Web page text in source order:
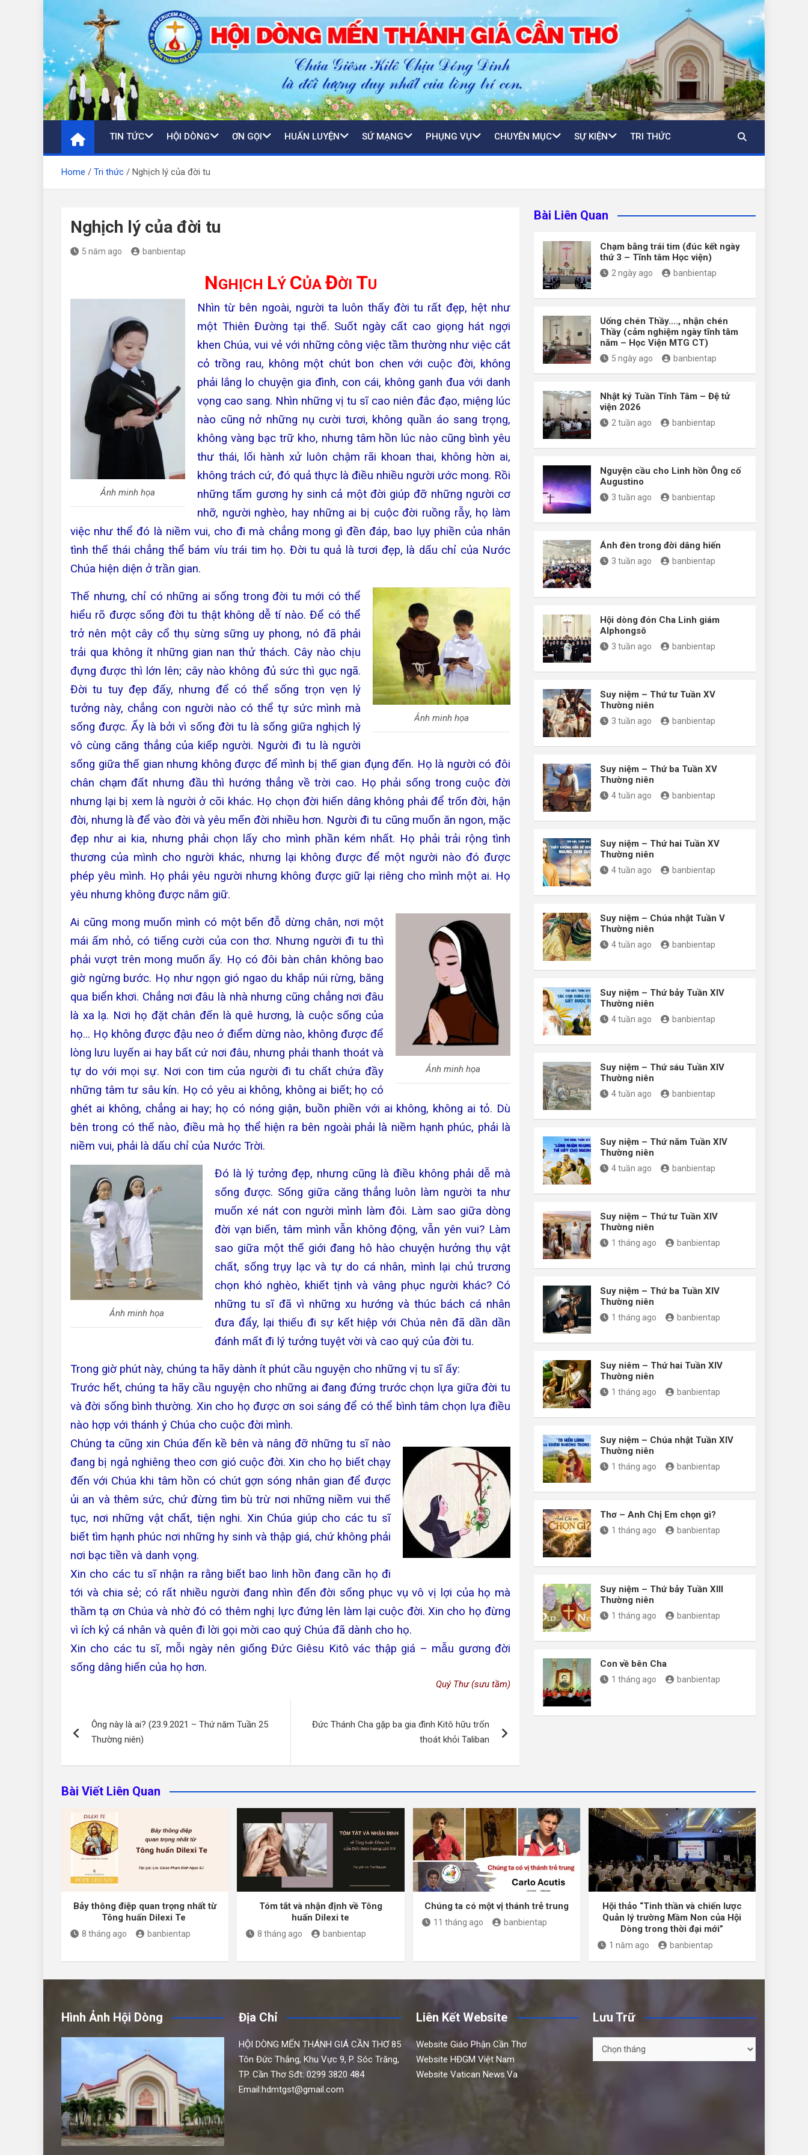
TIN TỨC HỘI DÒNG ƠN GỌI HUẤN LUYỆN SỨ MẠNG PHỤNG VỤ CHUYÊN MỤC SỰ KIỆN TRI THỨC
Home Tri thức Nghịch lý của đời tu
Nghịch lý của đời tu
5 năm ago banbientap
NGHỊCH LÝ CỦA ĐỜI TU
Ảnh minh họa
Nhìn từ bên ngoài, người ta luôn thấy đời tu rất đẹp, hệt như
một Thiên Đường tại thế. Suốt ngày cất cao giọng hát ngợi
khen Chúa, vui vẻ với những công việc tầm thường như việc cắt
cỏ trồng rau, không một chút bon chen với cuộc đời, không
phải lắng lo chuyện gia đình, con cái, không ganh đua với danh
vọng cao sang. Nhìn những vị tu sĩ cao niên đắc đạo, miệng lúc
nào cũng nở những nụ cười tươi, không quần áo sang trọng,
không vàng bạc trữ kho, nhưng tâm hồn lúc nào cũng bình yêu
thư thái, lối hành xử luôn chậm rãi khoan thai, không hờn ai,
không trách cứ, đó quả thực là điều nhiều người ước mong. Rồi
những tấm gương hy sinh cả một đời giúp đỡ những người cơ
nhỡ, người nghèo, hay những ai bị cuộc đời ruồng rẫy, họ làm
việc như thể đó là niềm vui, cho đi mà chẳng mong gì đền đáp, bao lụy phiền của nhân
tình thế thái chẳng thể bám víu trái tim họ. Đời tu quả là tươi đẹp, là dấu chỉ của Nước
Chúa hiện diện ở trần gian.
Ảnh minh họa
Thế nhưng, chỉ có những ai sống trong đời tu mới có thể
hiểu rõ được sống đời tu thật không dễ tí nào. Để có thể
trở nên một cây cổ thụ sừng sững uy phong, nó đã phải
trải qua không ít những gian nan thử thách. Cây nào chịu
đựng được thì lớn lên; cây nào không đủ sức thì gục ngã.
Đời tu tuy đẹp đấy, nhưng để có thể sống trọn vẹn lý
tưởng này, chẳng con người nào có thể tự sức mình mà
sống được. Ấy là bởi vì sống đời tu là sống giữa nghịch lý
vô cùng căng thẳng của kiếp người. Người đi tu là người
sống giữa thế gian nhưng không được để mình bị thế gian đụng đến. Họ là người có đôi
chân chạm đất nhưng đầu thì hướng thẳng về trời cao. Họ phải sống trong cuộc đời
nhưng lại bị xem là người ở cõi khác. Họ chọn đời hiến dâng không phải để trốn đời, hận
đời, nhưng là để vào đời và yêu mến đời nhiều hơn. Người đi tu cũng muốn ăn ngon, mặc
đẹp như ai kia, nhưng phải chọn lấy cho mình phần kém nhất. Họ phải trải rộng tình
thương của mình cho người khác, nhưng lại không được để một người nào đó được
phép yêu mình. Họ phải yêu người nhưng không được giữ lại riêng cho mình một ai. Họ
yêu nhưng không được nắm giữ.
Ảnh minh họa
Ai cũng mong muốn mình có một bến đỗ dừng chân, nơi một
mái ấm nhỏ, có tiếng cười của con thơ. Nhưng người đi tu thì
phải vượt trên mong muốn ấy. Họ có đôi bàn chân không bao
giờ ngừng bước. Họ như ngọn gió ngao du khắp núi rừng, băng
qua biển khơi. Chẳng nơi đâu là nhà nhưng cũng chẳng nơi đâu
là xa lạ. Nơi họ đặt chân đến là quê hương, là cuộc sống của
họ… Họ không được đậu neo ở điểm dừng nào, không được để
lòng lưu luyến ai hay bất cứ nơi đâu, nhưng phải thanh thoát và
tự do với mọi sự. Nơi con tim của người đi tu chất chứa đầy
những tâm tư sâu kín. Họ có yêu ai không, không ai biết; họ có
ghét ai không, chẳng ai hay; họ có nóng giận, buồn phiền với ai không, không ai tỏ. Dù
bên trong có thế nào, điều mà họ thể hiện ra bên ngoài phải là niềm hạnh phúc, phải là
niềm vui, phải là dấu chỉ của Nước Trời.
Ảnh minh họa
Đó là lý tưởng đẹp, nhưng cũng là điều không phải dễ mà
sống được. Sống giữa căng thẳng luôn làm người ta như
muốn xé nát con người mình làm đôi. Làm sao giữa dòng
đời vạn biến, tâm mình vẫn không động, vẫn yên vui? Làm
sao giữa một thế giới đang hô hào chuyện hưởng thụ vật
chất, sống trụy lạc và tự do cá nhân, mình lại chủ trương
chọn khó nghèo, khiết tịnh và vâng phục người khác? Có
những tu sĩ đã vì những xu hướng và thúc bách cá nhân
đưa đẩy, lại thiếu đi sự kết hiệp với Chúa nên đã dần dần
đánh mất đi lý tưởng tuyệt vời và cao quý của đời tu.
Trong giờ phút này, chúng ta hãy dành ít phút cầu nguyện cho những vị tu sĩ ấy:
Trước hết, chúng ta hãy cầu nguyện cho những ai đang đứng trước chọn lựa giữa đời tu
và đời sống bình thường. Xin cho họ được ơn soi sáng để có thể bình tâm chọn lựa điều
nào hợp với thánh ý Chúa cho cuộc đời mình.
Chúng ta cũng xin Chúa đến kề bên và nâng đỡ những tu sĩ nào
đang bị ngả nghiêng theo cơn gió cuộc đời. Xin cho họ biết chạy
đến với Chúa khi tâm hồn có chút gợn sóng nhân gian để được
ủi an và thêm sức, chứ đừng tìm bù trừ nơi những niềm vui thế
tục, nơi những vật chất, tiện nghi. Xin Chúa giúp cho các tu sĩ
biết tìm hạnh phúc nơi những hy sinh và thập giá, chứ không phải
nơi bạc tiền và danh vọng.
Xin cho các tu sĩ nhận ra rằng biết bao linh hồn đang cần họ đi
tới và chia sẻ; có rất nhiều người đang nhìn đến đời sống phục vụ vô vị lợi của họ mà
thầm tạ ơn Chúa và nhờ đó có thêm nghị lực đứng lên làm lại cuộc đời. Xin cho họ đừng
vì ích kỷ cá nhân và quên đi lời gọi mời cao quý Chúa đã dành cho họ.
Xin cho các tu sĩ, mỗi ngày nên giống Đức Giêsu Kitô vác thập giá – mẫu gương đời
sống dâng hiến của họ hơn.
Quý Thư (sưu tầm)
hướng
bài
viết
Ông này là ai? (23.9.2021 – Thứ năm Tuần 25
Thường niên)
Đức Thánh Cha gặp ba gia đình Kitô hữu trốn
thoát khỏi Taliban
Bài Liên Quan
Chạm bằng trái tim (đúc kết ngày
thứ 3 – Tĩnh tâm Học viện)
2 ngày ago banbientap
Uống chén Thầy…., nhận chén
Thầy (cảm nghiệm ngày tĩnh tâm
năm – Học Viện MTG CT)
5 ngày ago banbientap
Nhật ký Tuần Tĩnh Tâm – Đệ tử
viện 2026
2 tuần ago banbientap
Nguyện cầu cho Linh hồn Ông cố
Augustino
3 tuần ago banbientap
Ánh đèn trong đời dâng hiến
3 tuần ago banbientap
Hội dòng đón Cha Linh giám
Alphongsô
3 tuần ago banbientap
Suy niệm – Thứ tư Tuần XV
Thường niên
3 tuần ago banbientap
Suy niệm – Thứ ba Tuần XV
Thường niên
4 tuần ago banbientap
Suy niệm – Thứ hai Tuần XV
Thường niên
4 tuần ago banbientap
Suy niệm – Chúa nhật Tuần V
Thường niên
4 tuần ago banbientap
Suy niệm – Thứ bảy Tuần XIV
Thường niên
4 tuần ago banbientap
Suy niệm – Thứ sáu Tuần XIV
Thường niên
4 tuần ago banbientap
Suy niệm – Thứ năm Tuần XIV
Thường niên
4 tuần ago banbientap
Suy niệm – Thứ tư Tuần XIV
Thường niên
1 tháng ago banbientap
Suy niệm – Thứ ba Tuần XIV
Thường niên
1 tháng ago banbientap
Suy niêm – Thứ hai Tuần XIV
Thường niên
1 tháng ago banbientap
Suy niệm – Chúa nhật Tuần XIV
Thường niên
1 tháng ago banbientap
Thơ – Anh Chị Em chọn gì?
1 tháng ago banbientap
Suy niệm – Thứ bảy Tuần XIII
Thường niên
1 tháng ago banbientap
Con về bên Cha
1 tháng ago banbientap
Bài Viết Liên Quan
Bảy thông điệp quan trọng nhất từ
Tông huấn Dilexi Te
8 tháng ago banbientap
Tóm tắt và nhận định về Tông
huấn Dilexi te
8 tháng ago banbientap
Chúng ta có một vị thánh trẻ trung
11 tháng ago banbientap
Hội thảo “Tinh thần và chiến lược
Quản lý trường Mầm Non của Hội
Dòng trong thời đại mới”
1 năm ago banbientap
Hình Ảnh Hội Dòng Địa Chỉ
HỘI DÒNG MẾN THÁNH GIÁ CẦN THƠ 85
Tôn Đức Thắng, Khu Vực 9, P. Sóc Trăng,
TP. Cần Thơ Sđt: 0299 3820 484
Email:hdmtgst@gmail.com
Liên Kết Website
Website Giáo Phận Cần Thơ
Website HĐGM Việt Nam
Website Vatican News.Va
Lưu Trữ
Lưu
Trữ